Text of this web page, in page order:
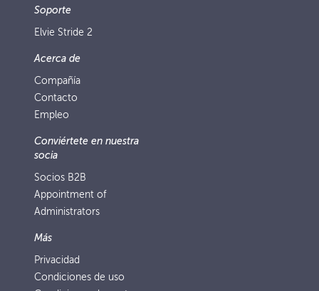
Soporte
Elvie Stride 2
Acerca de
Compañía
Contacto
Empleo
Conviértete en nuestra
socia
Socios B2B
Appointment of
Administrators
Más
Privacidad
Condiciones de uso